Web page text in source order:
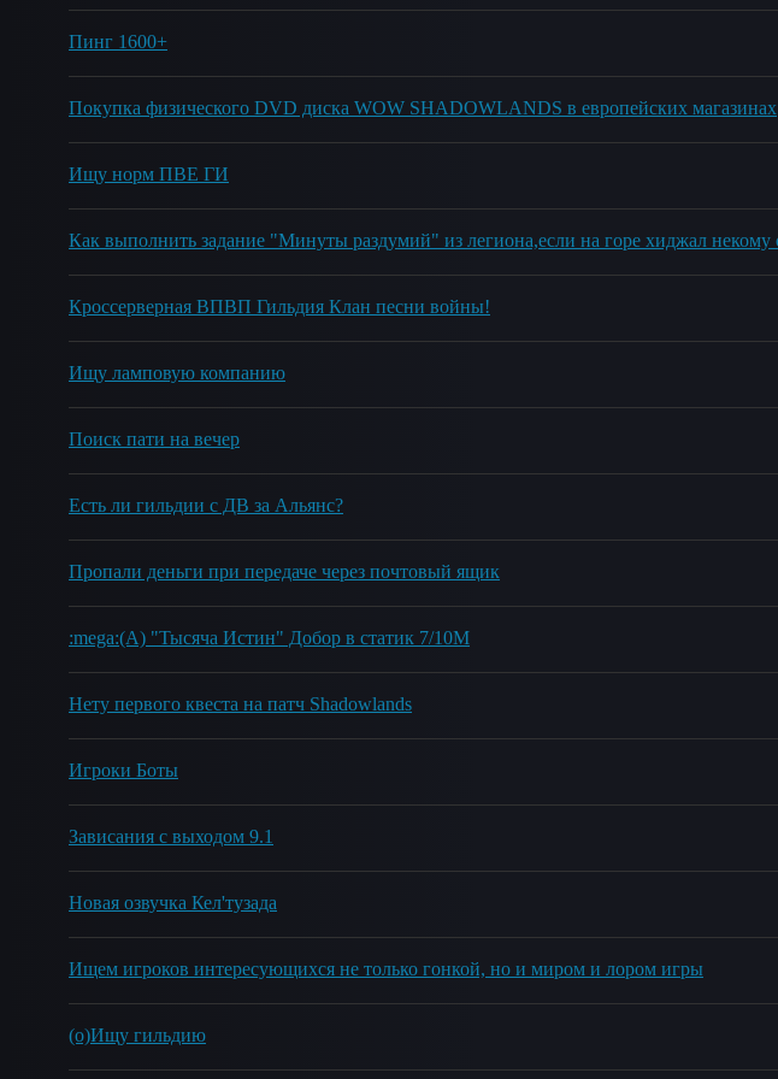
Пинг 1600+
Покупка физического DVD диска WOW SHADOWLANDS в европейских магазинах
Ищу норм ПВЕ ГИ
Кроссерверная ВПВП Гильдия Клан песни войны!
Ищу ламповую компанию
Поиск пати на вечер
Есть ли гильдии с ДВ за Альянс?
Пропали деньги при передаче через почтовый ящик
:mega:(А) "Тысяча Истин" Добор в статик 7/10М
Нету первого квеста на патч Shadowlands
Игроки Боты
Зависания с выходом 9.1
Новая озвучка Кел'тузада
Ищем игроков интересующихся не только гонкой, но и миром и лором игры
(о)Ищу гильдию